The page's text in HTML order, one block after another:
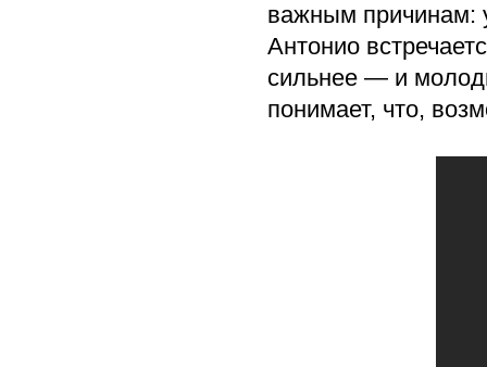
важным причинам:
Антонио
сильнее — и
понимает, что,